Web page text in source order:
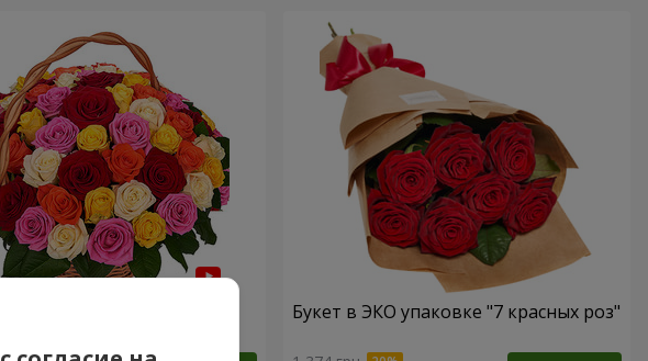
разноцветная роза" Букет в ЭКО упаковке "7 красных роз"